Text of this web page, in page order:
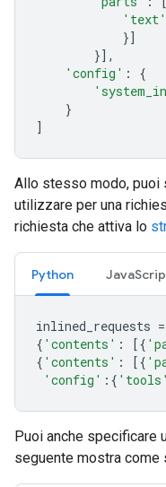
'text'
}]
}],
'config' :
{
}
]
Allo stesso modo, puoi
utilizzare per una
richiesta che attiva lo
Python
inlined_requests =
{ 'contents' : [{
{ 'contents' : [{
'config' :{ 'tools'
Puoi anche specificare
seguente mostra come